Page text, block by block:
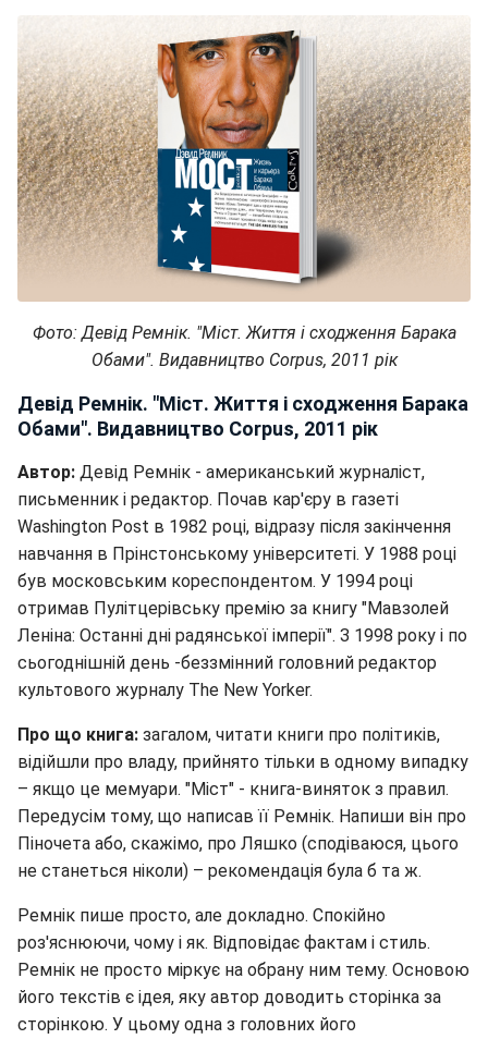
Фото: Девід Ремнік. "Міст. Життя і сходження Барака
Обами". Видавництво Corpus, 2011 рік
Девід Ремнік. "Міст. Життя і сходження Барака
Обами". Видавництво Corpus, 2011 рік
Автор: Девід Ремнік - американський журналіст,
письменник і редактор. Почав кар'єру в газеті
Washington Post в 1982 році, відразу після закінчення
навчання в Прінстонському університеті. У 1988 році
був московським кореспондентом. У 1994 році
отримав Пулітцерівську премію за книгу "Мавзолей
Леніна: Останні дні радянської імперії". З 1998 року і по
сьогоднішній день -беззмінний головний редактор
культового журналу The New Yorker.
Про що книга: загалом, читати книги про політиків,
відійшли про владу, прийнято тільки в одному випадку
– якщо це мемуари. "Міст" - книга-виняток з правил.
Передусім тому, що написав її Ремнік. Напиши він про
Піночета або, скажімо, про Ляшко (сподіваюся, цього
не станеться ніколи) – рекомендація була б та ж.
Ремнік пише просто, але докладно. Спокійно
роз'яснюючи, чому і як. Відповідає фактам і стиль.
Ремнік не просто міркує на обрану ним тему. Основою
його текстів є ідея, яку автор доводить сторінка за
сторінкою. У цьому одна з головних його